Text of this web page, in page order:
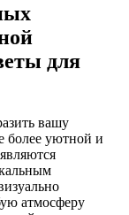
для
вашу
более уютной и
атмосферу